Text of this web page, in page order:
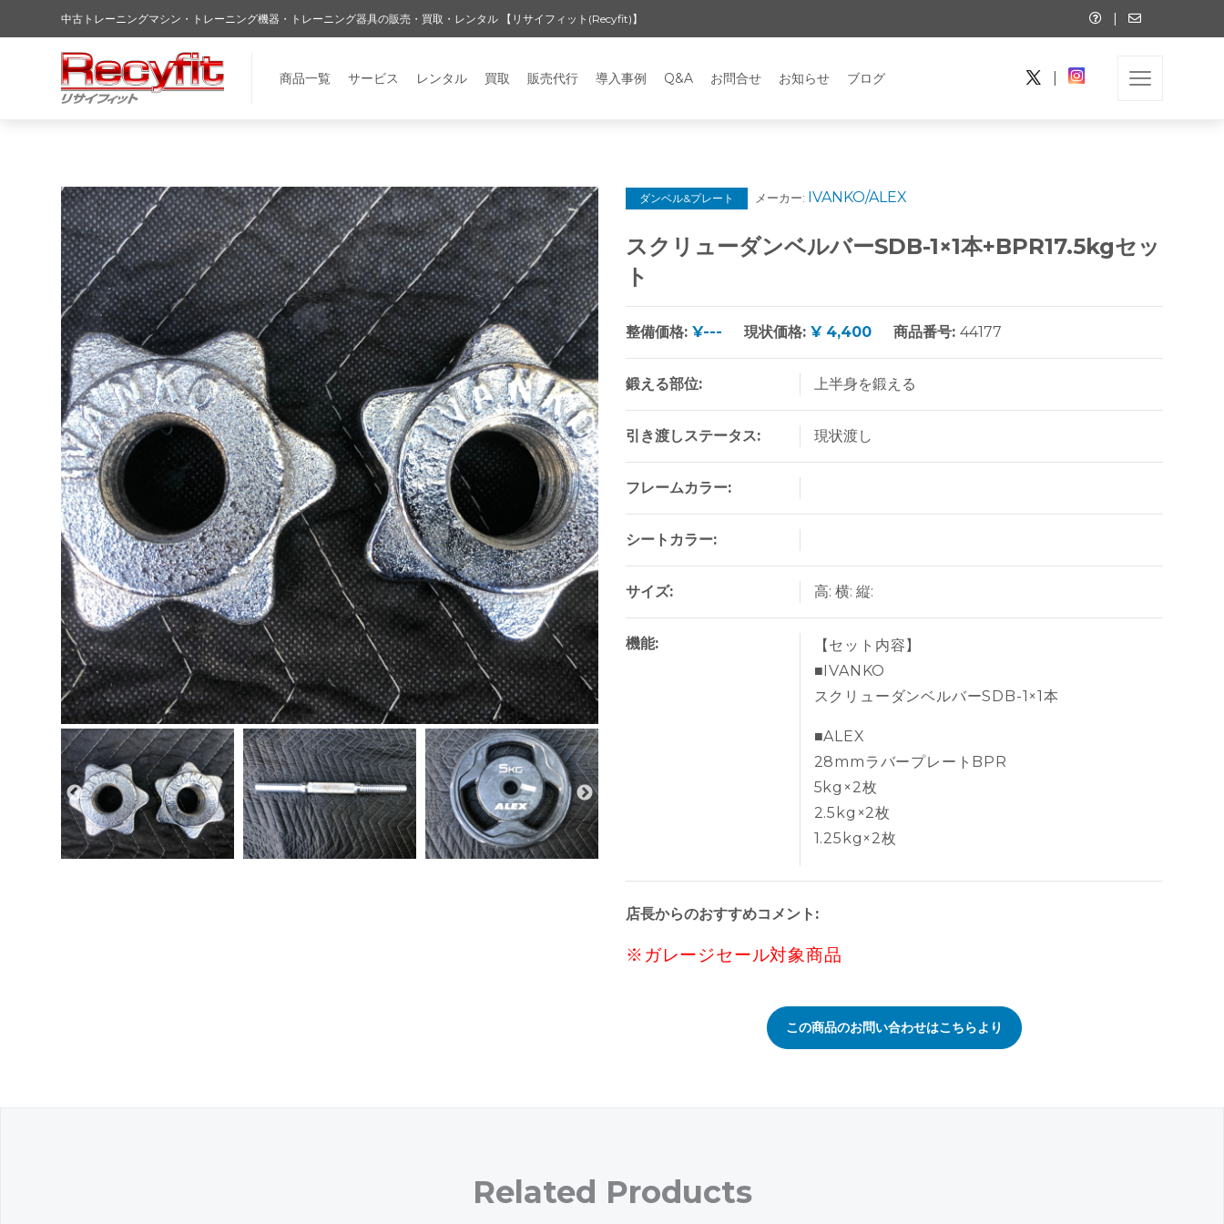
中古トレーニングマシン・トレーニング機器・トレーニング器具の販売・買取・レンタル 【リサイフィット(Recyfit)】 |
商品一覧 サービス レンタル 買取 販売代行 導入事例 Q&A お問合せ お知らせ ブログ
ダンベル&プレート メーカー: IVANKO/ALEX
スクリューダンベルバーSDB-1×1本+BPR17.5kgセッ
ト
整備価格: ¥--- 現状価格: ¥ 4,400 商品番号: 44177
鍛える部位: 上半身を鍛える
引き渡しステータス: 現状渡し
フレームカラー:
シートカラー:
サイズ: 高: 横: 縦:
機能:
【セット内容】
■IVANKO
スクリューダンベルバーSDB-1×1本
■ALEX
28mmラバープレートBPR
5kg×2枚
2.5kg×2枚
1.25kg×2枚
店長からのおすすめコメント:
※ガレージセール対象商品
この商品のお問い合わせはこちらより
Related Products